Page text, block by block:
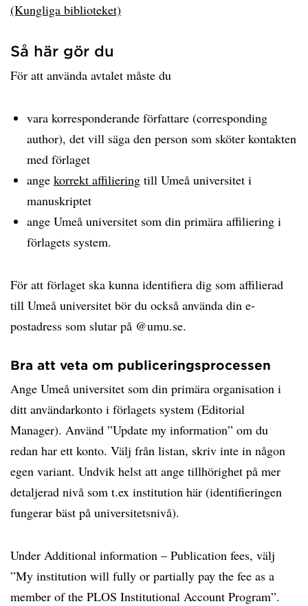
(Kungliga biblioteket)
Så här gör du
För att använda avtalet måste du
vara korresponderande författare (corresponding
author), det vill säga den person som sköter kontakten
med förlaget
ange korrekt affiliering till Umeå universitet i
manuskriptet
ange Umeå universitet som din primära affiliering i
förlagets system.
För att förlaget ska kunna identifiera dig som affilierad
till Umeå universitet bör du också använda din e-
postadress som slutar på @umu.se.
Bra att veta om publiceringsprocessen
Ange Umeå universitet som din primära organisation i
ditt användarkonto i förlagets system (Editorial
Manager). Använd ”Update my information” om du
redan har ett konto. Välj från listan, skriv inte in någon
egen variant. Undvik helst att ange tillhörighet på mer
detaljerad nivå som t.ex institution här (identifieringen
fungerar bäst på universitetsnivå).
Under Additional information – Publication fees, välj
”My institution will fully or partially pay the fee as a
member of the PLOS Institutional Account Program”.